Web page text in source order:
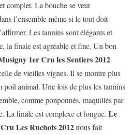
complet. La bouche se veut
l’ensemble même si le tout doit
Les tannins sont élégants et
la finale est agréable et fine. Un bon
1er Cru les Sentiers 2012
de vieilles vignes. Il se montre plus
poil animal. Une fois de plus les tannins
comme ponponnés, maquillés par
La finale est complexe et longue. Le
Les Ruchots 2012nous fait